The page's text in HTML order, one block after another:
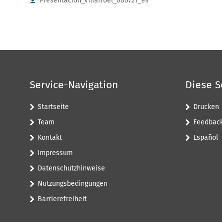
Service-Navigation
Startseite
Team
Kontakt
Impressum
Datenschutzhinweise
Nutzungsbedingungen
Barrierefreiheit
Diese
Drucken
Español